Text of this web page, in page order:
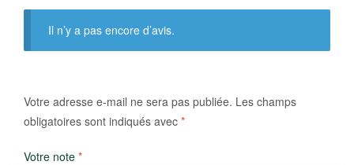
Il n’y a pas encore d’avis.
Votre adresse e-mail ne sera pas publiée. Les champs
obligatoires sont indiqués avec *
Votre note *